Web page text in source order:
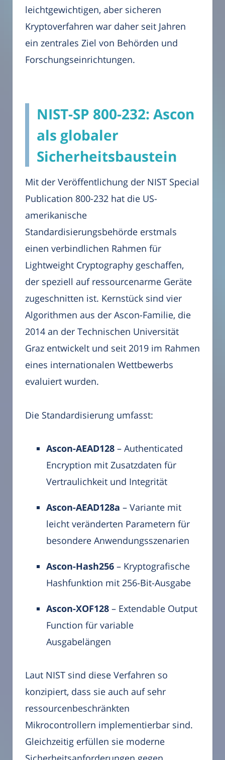
leichtgewichtigen, aber sicheren
Kryptoverfahren war daher seit Jahren
ein zentrales Ziel von Behörden und
Forschungseinrichtungen.
NIST-SP 800-232: Ascon
als globaler
Sicherheitsbaustein
Mit der Veröffentlichung der NIST Special
Publication 800-232 hat die US-
amerikanische
Standardisierungsbehörde erstmals
einen verbindlichen Rahmen für
Lightweight Cryptography geschaffen,
der speziell auf ressourcenarme Geräte
zugeschnitten ist. Kernstück sind vier
Algorithmen aus der Ascon-Familie, die
2014 an der Technischen Universität
Graz entwickelt und seit 2019 im Rahmen
eines internationalen Wettbewerbs
evaluiert wurden.
Die Standardisierung umfasst:
Ascon-AEAD128 – Authenticated
Encryption mit Zusatzdaten für
Vertraulichkeit und Integrität
Ascon-AEAD128a – Variante mit
leicht veränderten Parametern für
besondere Anwendungsszenarien
Ascon-Hash256 – Kryptografische
Hashfunktion mit 256-Bit-Ausgabe
Ascon-XOF128 – Extendable Output
Function für variable
Ausgabelängen
Laut NIST sind diese Verfahren so
konzipiert, dass sie auch auf sehr
ressourcenbeschränkten
Mikrocontrollern implementierbar sind.
Gleichzeitig erfüllen sie moderne